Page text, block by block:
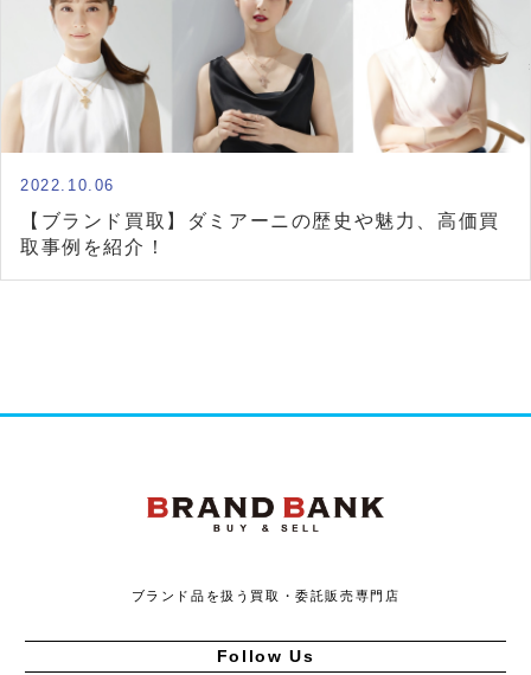
2022.10.06
【ブランド買取】ダミアーニの歴史や魅力、高価買
取事例を紹介！
ブランド品を扱う買取・委託販売専門店
Follow Us